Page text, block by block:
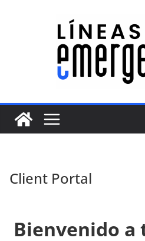
Client Portal
Bienvenido